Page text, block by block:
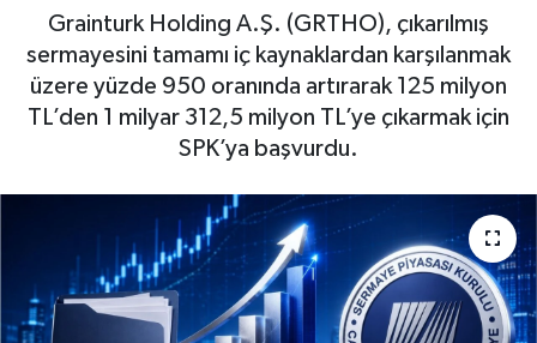
Grainturk Holding A.Ş. (GRTHO), çıkarılmış
sermayesini tamamı iç kaynaklardan karşılanmak
üzere yüzde 950 oranında artırarak 125 milyon
TL’den 1 milyar 312,5 milyon TL’ye çıkarmak için
SPK’ya başvurdu.
BIST 100 Isı Haritası
Coin Isı Haritası
Ekonomik Takvim
Kiripto Para Piyasası
Gizlilik Sözleşmesi